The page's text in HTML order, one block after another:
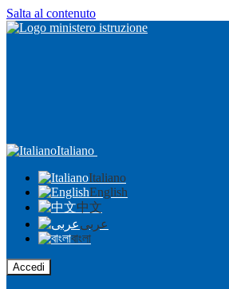
Salta al contenuto
Italiano
Italiano
English
中文
عربى
বাংলা
Accedi